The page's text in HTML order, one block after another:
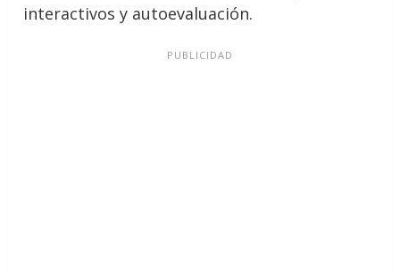
interactivos y autoevaluación.